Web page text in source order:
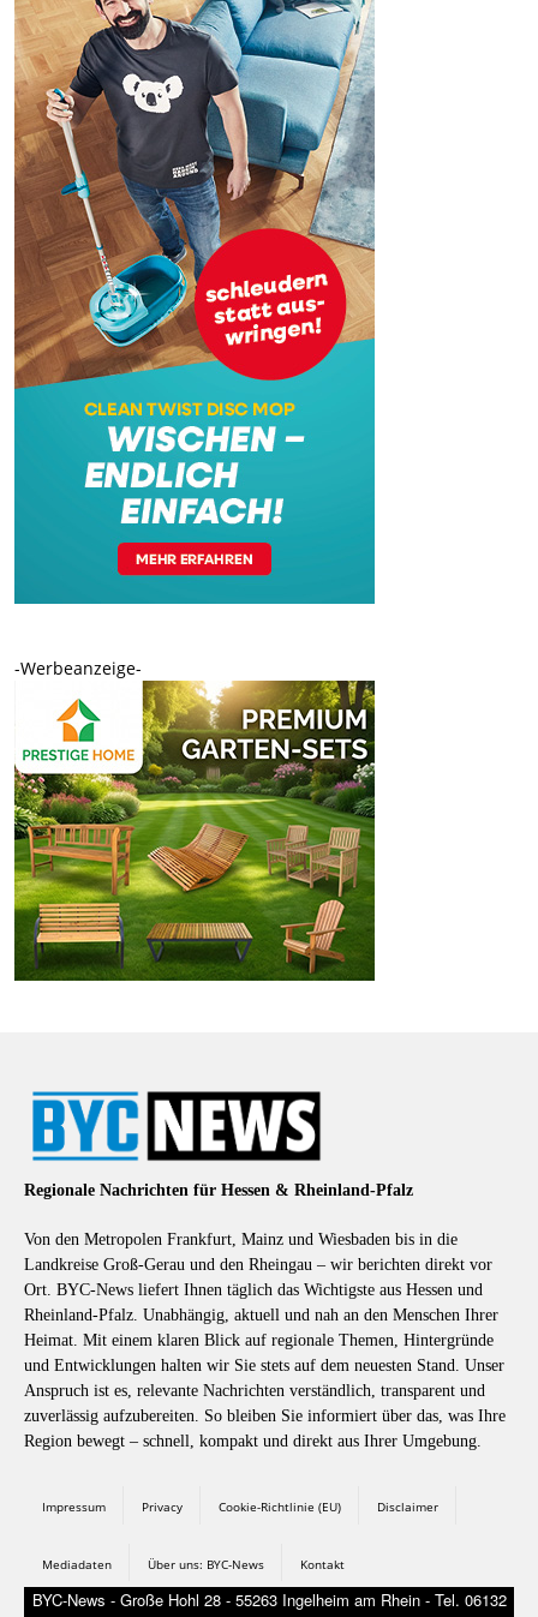
-Werbeanzeige-
Regionale Nachrichten für Hessen & Rheinland-Pfalz
Von den Metropolen Frankfurt, Mainz und Wiesbaden bis in die
Landkreise Groß-Gerau und den Rheingau – wir berichten direkt vor
Ort. BYC-News liefert Ihnen täglich das Wichtigste aus Hessen und
Rheinland-Pfalz. Unabhängig, aktuell und nah an den Menschen Ihrer
Heimat. Mit einem klaren Blick auf regionale Themen, Hintergründe
und Entwicklungen halten wir Sie stets auf dem neuesten Stand. Unser
Anspruch ist es, relevante Nachrichten verständlich, transparent und
zuverlässig aufzubereiten. So bleiben Sie informiert über das, was Ihre
Region bewegt – schnell, kompakt und direkt aus Ihrer Umgebung.
Impressum Privacy Cookie-Richtlinie (EU) Disclaimer
Mediadaten Über uns: BYC-News Kontakt
BYC-News - Große Hohl 28 - 55263 Ingelheim am Rhein - Tel. 06132